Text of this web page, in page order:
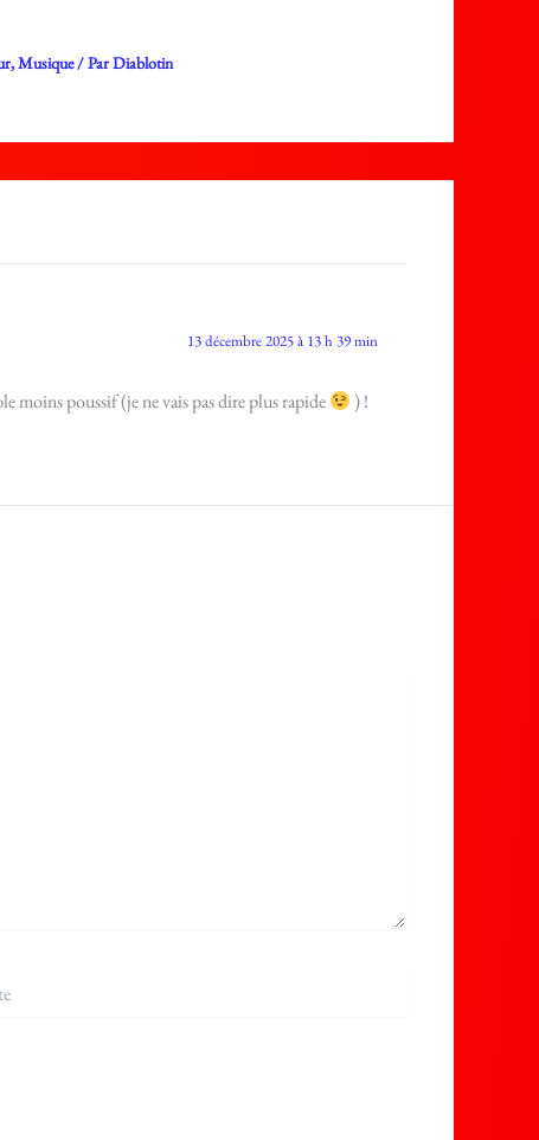
,Musique/ ParDiablotin
13 décembre 2025 à 13 h 39 min
moins poussif (je ne vais pas dire plus rapide ) !